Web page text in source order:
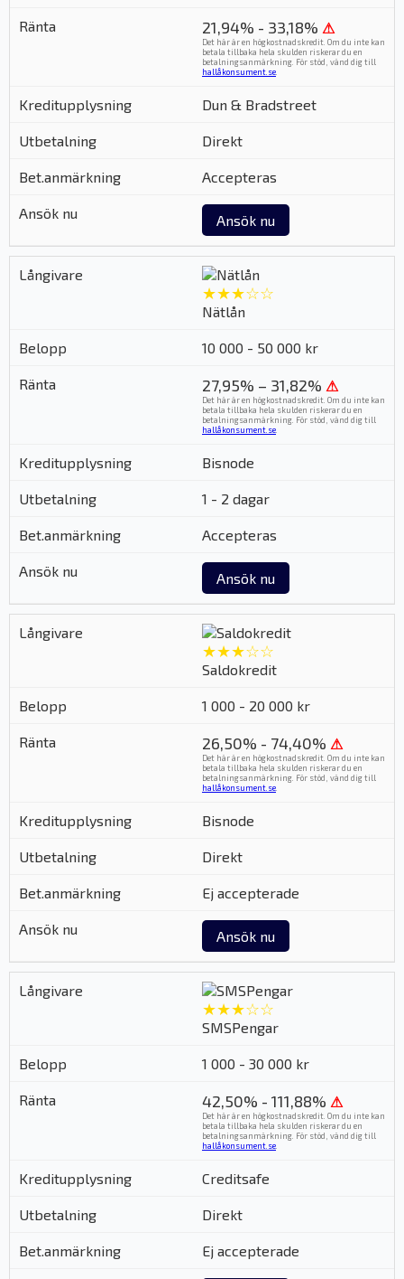
21,94% - 33,18% ⚠
Det här är en högkostnadskredit. Om du inte kan
betala tillbaka hela skulden riskerar du en
betalningsanmärkning. För stöd, vänd dig till
hallåkonsument.se
Dun & Bradstreet
Direkt
Accepteras
Ansök nu
★★★☆☆
Nätlån
10 000 - 50 000 kr
27,95% – 31,82% ⚠
Det här är en högkostnadskredit. Om du inte kan
betala tillbaka hela skulden riskerar du en
betalningsanmärkning. För stöd, vänd dig till
hallåkonsument.se
Bisnode
1 - 2 dagar
Accepteras
Ansök nu
★★★☆☆
Saldokredit
1 000 - 20 000 kr
26,50% - 74,40% ⚠
Det här är en högkostnadskredit. Om du inte kan
betala tillbaka hela skulden riskerar du en
betalningsanmärkning. För stöd, vänd dig till
hallåkonsument.se
Bisnode
Direkt
Ej accepterade
Ansök nu
★★★☆☆
SMSPengar
1 000 - 30 000 kr
42,50% - 111,88% ⚠
Det här är en högkostnadskredit. Om du inte kan
betala tillbaka hela skulden riskerar du en
betalningsanmärkning. För stöd, vänd dig till
hallåkonsument.se
Creditsafe
Direkt
Ej accepterade